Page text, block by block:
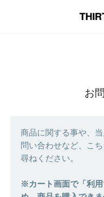
お
商品に関する事や、
問い合わせなど、こ
尋ねください。